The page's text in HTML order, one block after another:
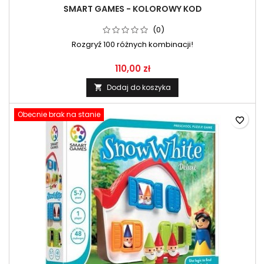
SMART GAMES - KOLOROWY KOD
(0)
Rozgryź 100 różnych kombinacji!
110,00 zł
 Dodaj do koszyka
Obecnie brak na stanie
favorite_border